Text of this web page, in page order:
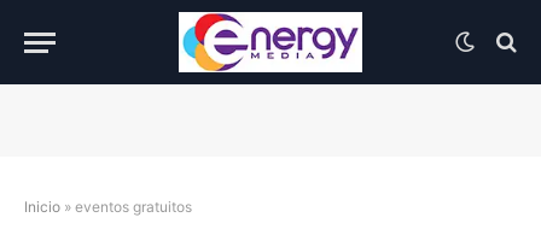
Inicio » eventos gratuitos